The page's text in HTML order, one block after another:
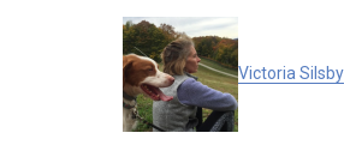
Victoria Silsby